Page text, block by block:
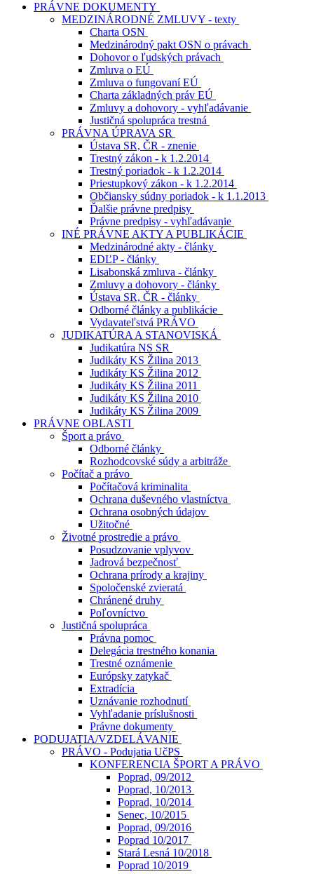
PRÁVNE DOKUMENTY
MEDZINÁRODNÉ ZMLUVY - texty
Charta OSN
Medzinárodný pakt OSN o právach
Dohovor o ľudských právach
Zmluva o EÚ
Zmluva o fungovaní EÚ
Charta základných práv EÚ
Zmluvy a dohovory - vyhľadávanie
Justičná spolupráca trestná
PRÁVNA ÚPRAVA SR
Ústava SR, ČR - znenie
Trestný zákon - k 1.2.2014
Trestný poriadok - k 1.2.2014
Priestupkový zákon - k 1.2.2014
Občiansky súdny poriadok - k 1.1.2013
Ďalšie právne predpisy
Právne predpisy - vyhľadávanie
INÉ PRÁVNE AKTY A PUBLIKÁCIE
Medzinárodné akty - články
EDĽP - články
Lisabonská zmluva - články
Zmluvy a dohovory - články
Ústava SR, ČR - články
Odborné články a publikácie
Vydavateľstvá PRÁVO
JUDIKATÚRA A STANOVISKÁ
Judikatúra NS SR
Judikáty KS Žilina 2013
Judikáty KS Žilina 2012
Judikáty KS Žilina 2011
Judikáty KS Žilina 2010
Judikáty KS Žilina 2009
PRÁVNE OBLASTI
Šport a právo
Odborné články
Rozhodcovské súdy a arbitráže
Počítač a právo
Počítačová kriminalita
Ochrana duševného vlastníctva
Ochrana osobných údajov
Užitočné
Životné prostredie a právo
Posudzovanie vplyvov
Jadrová bezpečnosť
Ochrana prírody a krajiny
Spoločenské zvieratá
Chránené druhy
Poľovníctvo
Justičná spolupráca
Právna pomoc
Delegácia trestného konania
Trestné oznámenie
Európsky zatykač
Extradícia
Uznávanie rozhodnutí
Vyhľadanie príslušnosti
Právne dokumenty
PODUJATIA/VZDELÁVANIE
PRÁVO - Podujatia UčPS
KONFERENCIA ŠPORT A PRÁVO
Poprad, 09/2012
Poprad, 10/2013
Poprad, 10/2014
Senec, 10/2015
Poprad, 09/2016
Poprad 10/2017
Stará Lesná 10/2018
Poprad 10/2019